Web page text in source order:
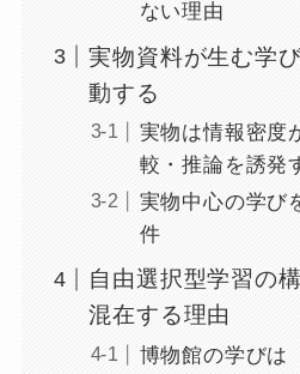
ない理由
実物資料が生む学
動する
実物は情報密度
較・推論を誘発
実物中心の学び
件
自由選択型学習の
混在する理由
博物館の学びは